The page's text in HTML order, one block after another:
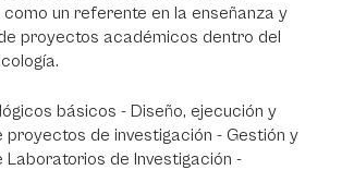
un referente en la enseñanza y
proyectos académicos dentro del
básicos - Diseño, ejecución y
proyectos de investigación - Gestión y
Laboratorios de Investigación -